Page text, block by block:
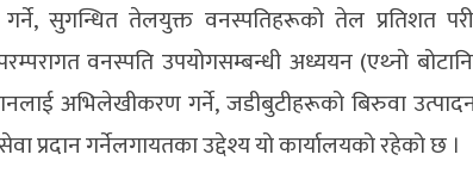
सुगन्धित तेलयुक्त वनस्पतिहरूको तेल प्रतिशत
वनस्पति उपयोगसम्बन्धी अध्ययन (एथ्नो
अभिलेखीकरण गर्ने, जडीबुटीहरूको बिरुवा
प्रदान गर्नेलगायतका उद्देश्य यो कार्यालयको रहेको छ ।